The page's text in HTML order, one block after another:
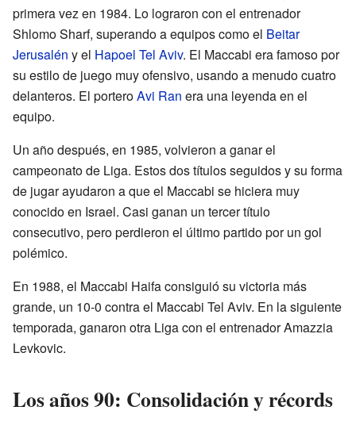
primera vez en 1984. Lo lograron con el entrenador
Shlomo Sharf, superando a equipos como el Beitar
Jerusalén y el Hapoel Tel Aviv. El Maccabi era famoso por
su estilo de juego muy ofensivo, usando a menudo cuatro
delanteros. El porteroAvi Ran era una leyenda en el
equipo.
Un año después, en 1985, volvieron a ganar el
campeonato de Liga. Estos dos títulos seguidos y su forma
de jugar ayudaron a que el Maccabi se hiciera muy
conocido en Israel. Casi ganan un tercer título
consecutivo, pero perdieron el último partido por un gol
polémico.
En 1988, el Maccabi Haifa consiguió su victoria más
grande, un 10-0 contra el Maccabi Tel Aviv. En la siguiente
temporada, ganaron otra Liga con el entrenador Amazzia
Levkovic.
Los años 90: Consolidación y récords